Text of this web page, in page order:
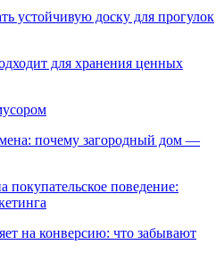
устойчивую доску для прогулок
для хранения ценных
почему загородный дом —
покупательское поведение:
на конверсию: что забывают